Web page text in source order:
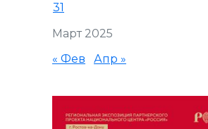
Март 2025
31
« Фев Апр »